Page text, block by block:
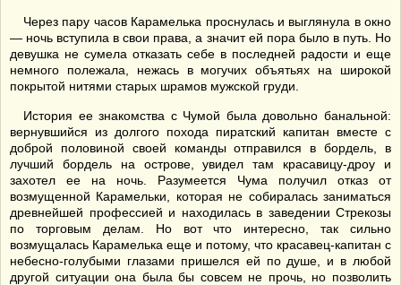
Через пару часов Карамелька проснулась и выглянула в окно
— ночь вступила в свои права, а значит ей пора было в путь. Но
девушка не сумела отказать себе в последней радости и еще
немного полежала, нежась в могучих объятьях на широкой
покрытой нитями старых шрамов мужской груди.
История ее знакомства с Чумой была довольно банальной:
вернувшийся из долгого похода пиратский капитан вместе с
доброй половиной своей команды отправился в бордель, в
лучший бордель на острове, увидел там красавицу-дроу и
захотел ее на ночь. Разумеется Чума получил отказ от
возмущенной Карамельки, которая не собиралась заниматься
древнейшей профессией и находилась в заведении Стрекозы
по торговым делам. Но вот что интересно, так сильно
возмущалась Карамелька еще и потому, что красавец-капитан с
небесно-голубыми глазами пришелся ей по душе, и в любой
другой ситуации она была бы совсем не прочь, но позволить